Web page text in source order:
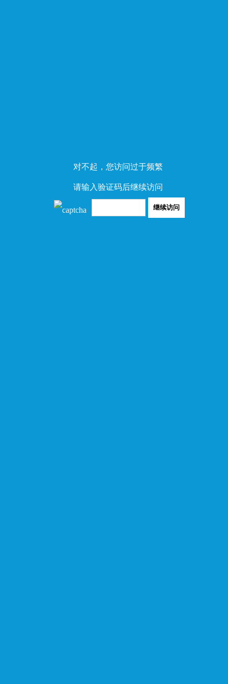
对不起，您访问过于频繁
请输入验证码后继续访问
继续访问